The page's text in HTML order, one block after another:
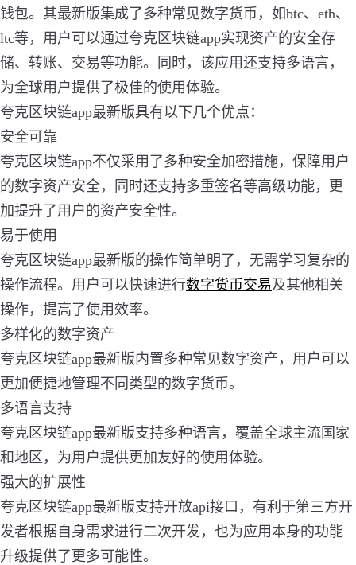
钱包。其最新版集成了多种常见数字货币，如btc、eth、
ltc等，用户可以通过夸克区块链app实现资产的安全存
储、转账、交易等功能。同时，该应用还支持多语言，
为全球用户提供了极佳的使用体验。
夸克区块链app最新版具有以下几个优点：
安全可靠
夸克区块链app不仅采用了多种安全加密措施，保障用户
的数字资产安全，同时还支持多重签名等高级功能，更
加提升了用户的资产安全性。
易于使用
夸克区块链app最新版的操作简单明了，无需学习复杂的
操作流程。用户可以快速进行数字货币交易及其他相关
操作，提高了使用效率。
多样化的数字资产
夸克区块链app最新版内置多种常见数字资产，用户可以
更加便捷地管理不同类型的数字货币。
多语言支持
夸克区块链app最新版支持多种语言，覆盖全球主流国家
和地区，为用户提供更加友好的使用体验。
强大的扩展性
夸克区块链app最新版支持开放api接口，有利于第三方开
发者根据自身需求进行二次开发，也为应用本身的功能
升级提供了更多可能性。